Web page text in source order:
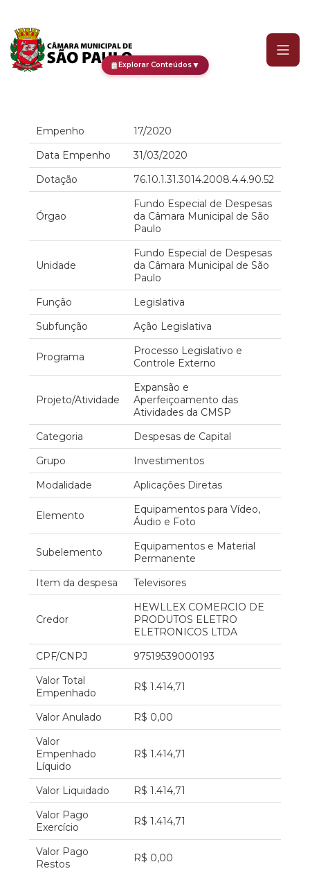
Explorar Conteúdos▼
Empenho
17/2020
Data Empenho
31/03/2020
Dotação
76.10.1.31.3014.2008.4.4.90.52
Órgao
Fundo Especial de Despesas
da Câmara Municipal de São
Paulo
Unidade
Fundo Especial de Despesas
da Câmara Municipal de São
Paulo
Função
Legislativa
Subfunção
Ação Legislativa
Programa
Processo Legislativo e
Controle Externo
Projeto/Atividade
Expansão e
Aperfeiçoamento das
Atividades da CMSP
Categoria
Despesas de Capital
Grupo
Investimentos
Modalidade
Aplicações Diretas
Elemento
Equipamentos para Vídeo,
Áudio e Foto
Subelemento
Equipamentos e Material
Permanente
Item da despesa
Televisores
Credor
HEWLLEX COMERCIO DE
PRODUTOS ELETRO
ELETRONICOS LTDA
CPF/CNPJ
97519539000193
Valor Total
Empenhado
R$ 1.414,71
Valor Anulado
R$ 0,00
Valor
Empenhado
Líquido
R$ 1.414,71
Valor Liquidado
R$ 1.414,71
Valor Pago
Exercício
R$ 1.414,71
Valor Pago
Restos
R$ 0,00